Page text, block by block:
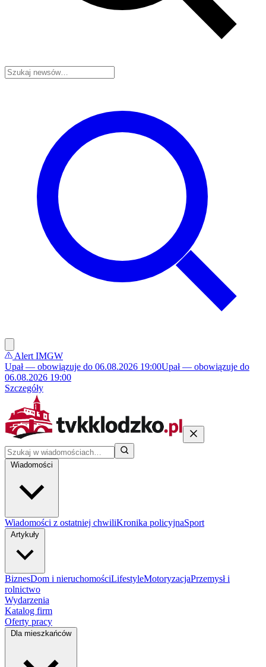
Alert IMGW
Upał — obowiązuje do 06.08.2026 19:00Upał — obowiązuje do
06.08.2026 19:00
Szczegóły
Wiadomości
Wiadomości z ostatniej chwiliKronika policyjnaSport
Artykuły
BiznesDom i nieruchomościLifestyleMotoryzacjaPrzemysł i
rolnictwo
Wydarzenia
Katalog firm
Oferty pracy
Dla mieszkańców